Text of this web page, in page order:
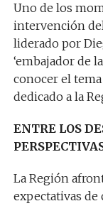
Uno de los
intervención
liderado por
‘embajador de
conocer el tema
dedicado a la
ENTRE LOS
La Región
expectativas